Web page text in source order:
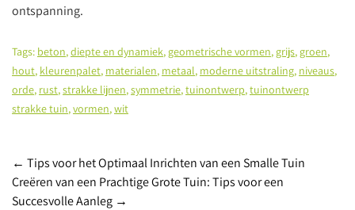
ontspanning.
Tags: beton,diepte en dynamiek, geometrische vormen, grijs, groen,
hout, kleurenpalet, materialen, metaal, moderne uitstraling, niveaus,
orde, rust,strakke lijnen,symmetrie,tuinontwerp,tuinontwerp
strakke tuin,vormen,wit
Post
navigation
← Tips voor het Optimaal Inrichten van een Smalle Tuin
Creëren van een Prachtige Grote Tuin: Tips voor een
Succesvolle Aanleg →